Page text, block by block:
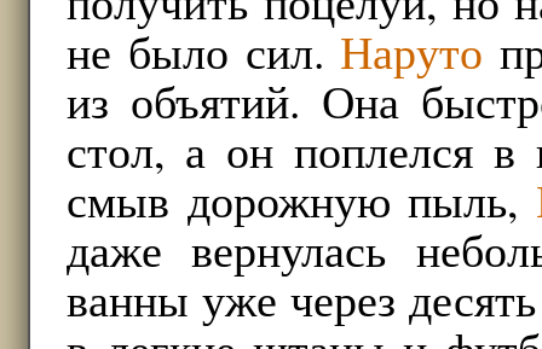
не было сил. Наруто
из объятий. Она
стол, а он поплелся
смыв дорожную пыль,
даже вернулась
ванны уже через